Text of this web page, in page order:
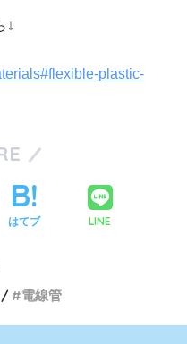
↓
plastic-
はてブ LINE
電線管